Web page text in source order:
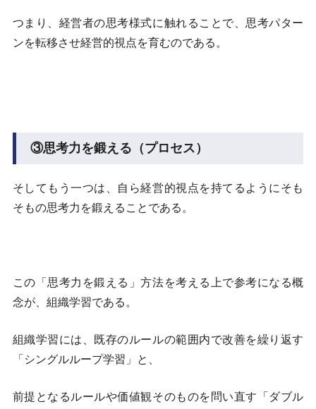
つまり、経営者の思考様式に触れることで、思考パター
ンを転移させ経営的視点を育むのである。
③思考力を鍛える（プロセス）
そしてもう一つは、自ら経営的視点を持てるようにそも
そもの思考力を鍛えることである。
この「思考力を鍛える」方法を考える上で参考になる概
念が、組織学習である。
組織学習には、既存のルールの範囲内で改善を繰り返す
「シングルループ学習」と、
前提となるルールや価値観そのものを問い直す「ダブル